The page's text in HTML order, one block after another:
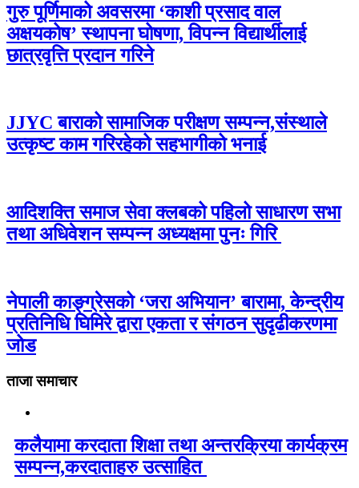
गुरु पूर्णिमाको अवसरमा ‘काशी प्रसाद वाल
अक्षयकोष’ स्थापना घोषणा, विपन्न विद्यार्थीलाई
छात्रवृत्ति प्रदान गरिने
JJYC बाराको सामाजिक परीक्षण सम्पन्न,संस्थाले
उत्कृष्ट काम गरिरहेको सहभागीको भनाई
आदिशक्ति समाज सेवा क्लबको पहिलो साधारण सभा
तथा अधिवेशन सम्पन्न अध्यक्षमा पुनः गिरि
नेपाली काङ्ग्रेसको ‘जरा अभियान’ बारामा, केन्द्रीय
प्रतिनिधि घिमिरे द्वारा एकता र संगठन सुदृढीकरणमा
जोड
ताजा समाचार
कलैयामा करदाता शिक्षा तथा अन्तरक्रिया कार्यक्रम
सम्पन्न,करदाताहरु उत्साहित